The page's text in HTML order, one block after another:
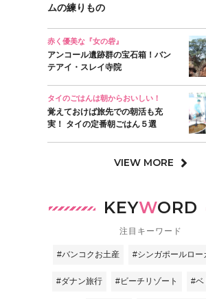
ムの練りもの
赤く優美な『女の砦』
アンコール遺跡群の宝石箱！バン
テアイ・スレイ寺院
タイのごはんは朝からおいしい！
覚えておけば旅先での朝活も充
実！ タイの定番朝ごはん５選
VIEW MORE
KEYWORD
注目キーワード
#バンコクお土産 #シンガポールロー
#ダナン旅行 #ビーチリゾート #ベ